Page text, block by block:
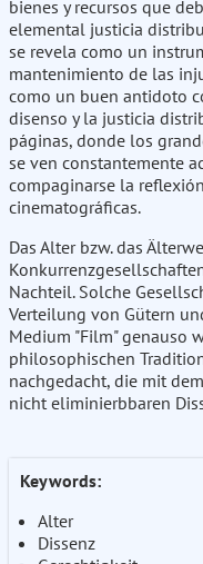
bienes y recursos que
elemental justicia
se revela como un
mantenimiento de las
como un buen antidoto
disenso y la justicia
páginas, donde los
se ven constantemente
compaginarse la
cinematográficas.
Das Alter bzw. das
Nachteil. Solche
Verteilung von Gütern
Medium "Film" genauso
philosophischen
nachgedacht, die mit
nicht eliminierbbaren
Keywords:
Alter
Dissenz